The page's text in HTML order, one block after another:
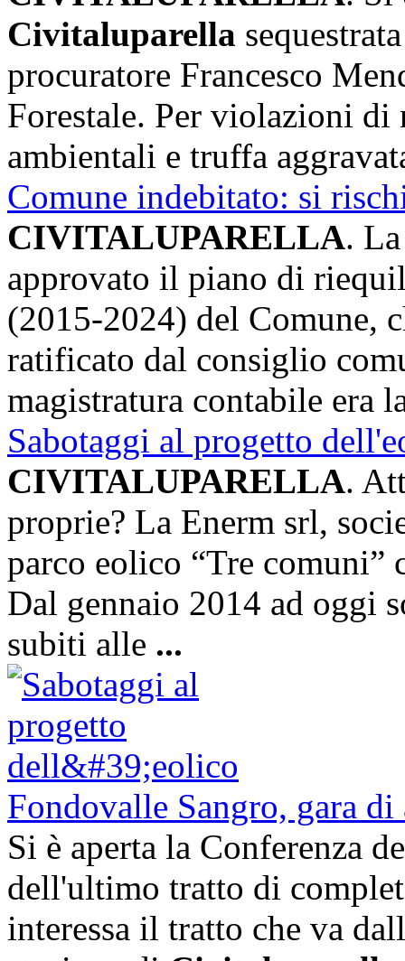
Civitaluparella
procuratore Francesco
Forestale. Per violazioni
ambientali e truffa
Comune indebitato: si
CIVITALUPARELLA.
approvato il piano di
(2015-2024) del Comune,
ratificato dal consiglio
magistratura contabile era
Sabotaggi al progetto
CIVITALUPARELLA.
proprie? La Enerm srl,
parco eolico “Tre comuni”
Dal gennaio 2014 ad oggi
subiti alle ...
Fondovalle Sangro, gara
Si è aperta la Conferenza
dell'ultimo tratto di
interessa il tratto che va